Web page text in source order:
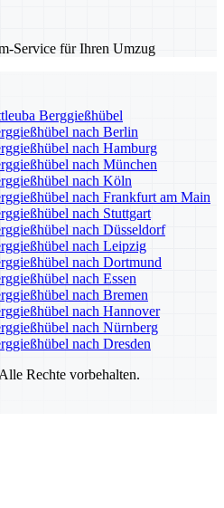
Service für Ihren Umzug
Berggießhübel
nach Berlin
nach Hamburg
nach München
nach Köln
nach Frankfurt am Main
nach Stuttgart
nach Düsseldorf
nach Leipzig
nach Dortmund
nach Essen
nach Bremen
nach Hannover
nach Nürnberg
nach Dresden
Rechte vorbehalten.